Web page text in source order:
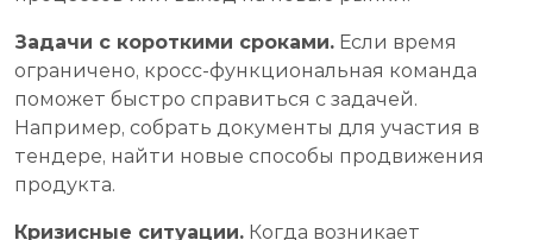
Задачи с короткими сроками. Если время
ограничено, кросс-функциональная команда
поможет быстро справиться с задачей.
Например, собрать документы для участия в
тендере, найти новые способы продвижения
продукта.
Кризисные ситуации. Когда возникает